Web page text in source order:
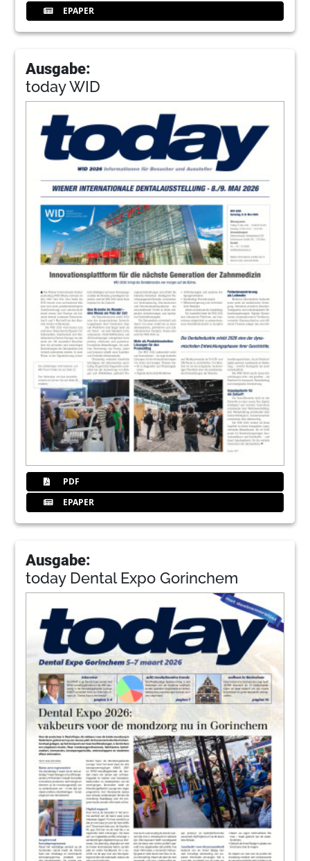
EPAPER
Ausgabe:
today WID
PDF
EPAPER
Ausgabe:
today Dental Expo Gorinchem